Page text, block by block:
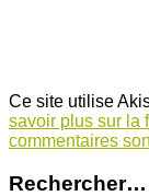
Ce site utilise
savoir plus sur la
commentaires
Rechercher…